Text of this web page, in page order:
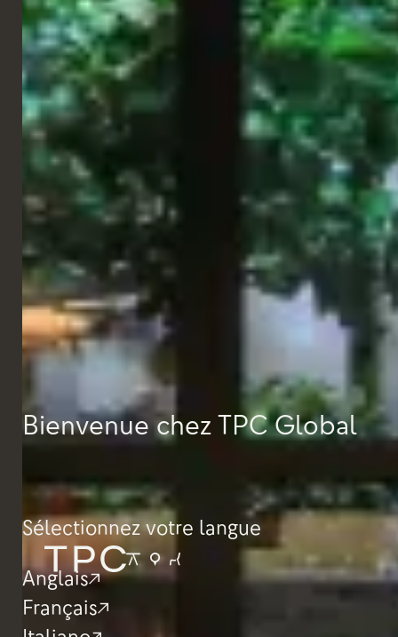
Bienvenue chez TPC Global
Sélectionnez votre langue
Anglais
Français